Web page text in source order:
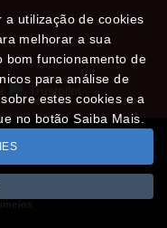
Trustpilot
taxa em vigor
2026
utilização de cookies
melhorar a sua
bom funcionamento de
para análise de
estes cookies e a
no botão Saiba Mais.